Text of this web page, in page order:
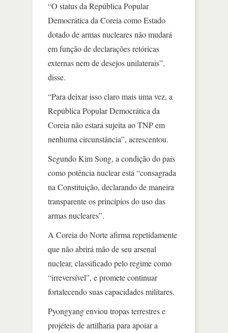
“O status da República Popular
Democrática da Coreia como Estado
dotado de armas nucleares não mudará
em função de declarações retóricas
externas nem de desejos unilaterais”,
disse.
“Para deixar isso claro mais uma vez, a
República Popular Democrática da
Coreia não estará sujeita ao TNP em
nenhuma circunstância”, acrescentou.
Segundo Kim Song, a condição do país
como potência nuclear está “consagrada
na Constituição, declarando de maneira
transparente os princípios do uso das
armas nucleares”.
A Coreia do Norte afirma repetidamente
que não abrirá mão de seu arsenal
nuclear, classificado pelo regime como
“irreversível”, e promete continuar
fortalecendo suas capacidades militares.
Pyongyang enviou tropas terrestres e
projéteis de artilharia para apoiar a